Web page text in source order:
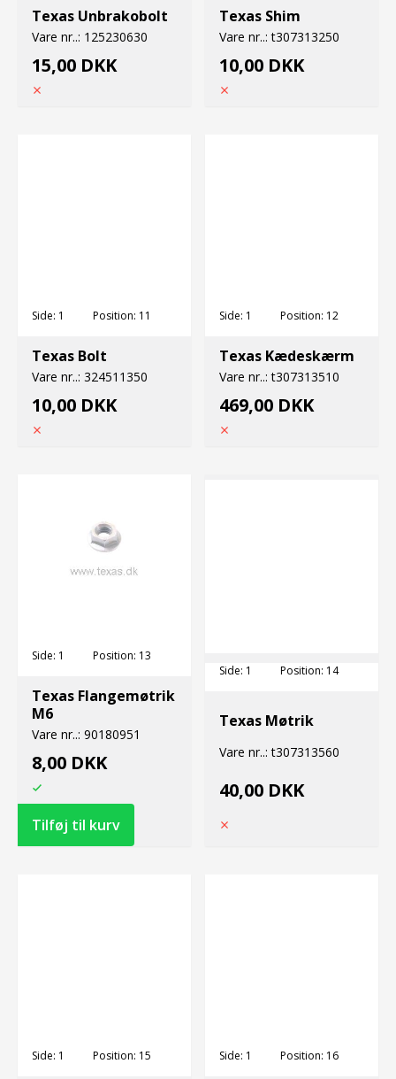
Texas Unbrakobolt
Vare nr..: 125230630
15,00 DKK
Texas Shim
Vare nr..: t307313250
10,00 DKK
Side: 1 Position: 11
Texas Bolt
Vare nr..: 324511350
10,00 DKK
Side: 1 Position: 12
Texas Kædeskærm
Vare nr..: t307313510
469,00 DKK
Side: 1 Position: 13
Texas Flangemøtrik
M6
Vare nr..: 90180951
8,00 DKK
Side: 1 Position: 14
Texas Møtrik
Vare nr..: t307313560
40,00 DKK
Side: 1 Position: 15 Side: 1 Position: 16